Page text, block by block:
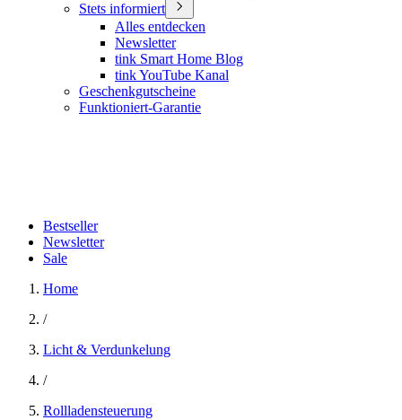
Stets informiert
Alles entdecken
Newsletter
tink Smart Home Blog
tink YouTube Kanal
Geschenkgutscheine
Funktioniert-Garantie
Bestseller
Newsletter
Sale
Home
/
Licht & Verdunkelung
/
Rollladensteuerung